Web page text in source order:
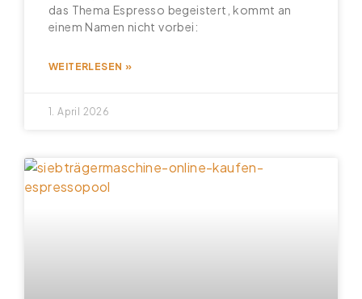
das Thema Espresso begeistert, kommt an
einem Namen nicht vorbei:
WEITERLESEN »
1. April 2026